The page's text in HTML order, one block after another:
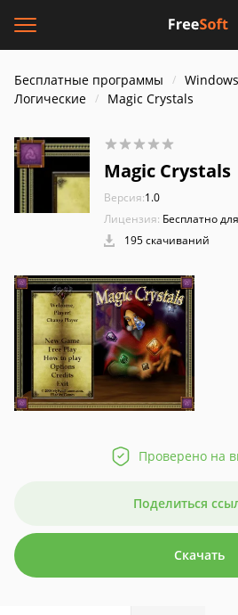
Бесплатные программы Windows
Логические
Magic Crystals
Magic Crystals
Версия:1.0
Лицензия: Бесплатно
195 скачиваний
Проверено на
Поделиться
Скачать